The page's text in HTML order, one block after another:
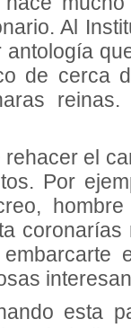
Al
de cerca
el
Por
esta